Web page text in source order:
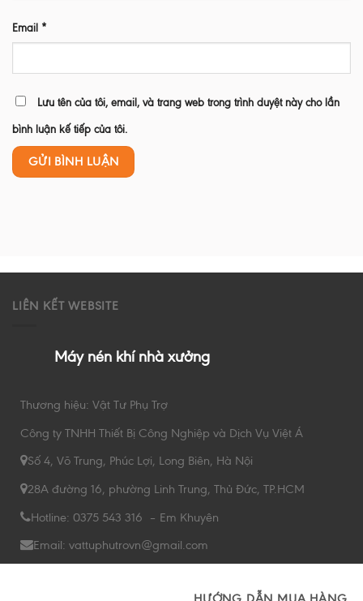
Email *
Lưu tên của tôi, email, và trang web trong trình duyệt này cho lần
bình luận kế tiếp của tôi.
LIÊN KẾT WEBSITE
Máy nén khí nhà xưởng
Thương hiệu: Vật Tư Phụ Trợ
Công ty TNHH Thiết Bị Công Nghiệp và Dịch Vụ Việt Á
Số 4, Võ Trung, Phúc Lợi, Long Biên, Hà Nội
28A đường 16, phường Linh Trung, Thủ Đức, TP.HCM
Hotline: 0375 543 316 – Em Khuyên
Email: vattuphutrovn@gmail.com